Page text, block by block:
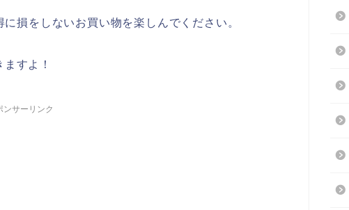
に損をしないお買い物を楽しんでください。
すよ！
ンサーリンク